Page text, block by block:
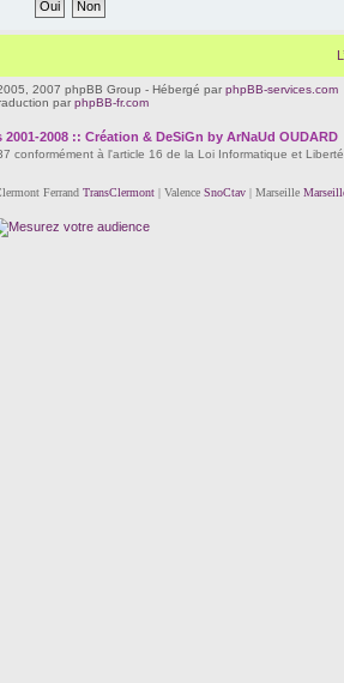
2007 phpBB Group - Hébergé par phpBB-services.com
par phpBB-fr.com
2008 :: Création & DeSiGn by ArNaUd OUDARD
conformément à l'article 16 de la Loi Informatique et
Ferrand TransClermont| Valence SnoCtav| Marseille